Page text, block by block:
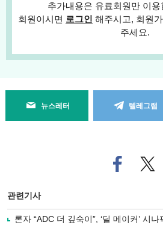
추가내용은 유료회원만 이
회원이시면 로그인 해주시고, 회원
주세요.
뉴스레터 텔레그램
페
이
로
기
트위
터로
관련기사
론자 “ADC 더 깊숙이”, ‘딜 메이커’ 시